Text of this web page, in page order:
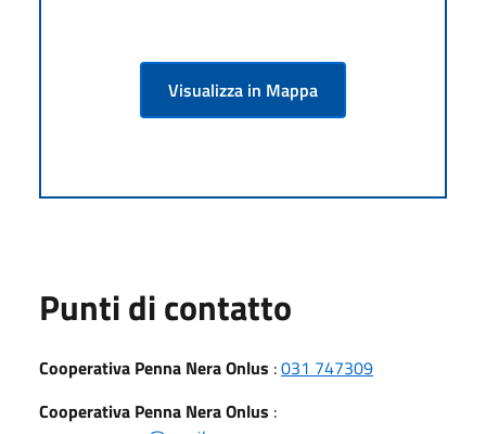
Visualizza in Mappa
Punti di contatto
Cooperativa Penna Nera Onlus :031 747309
Cooperativa Penna Nera Onlus :